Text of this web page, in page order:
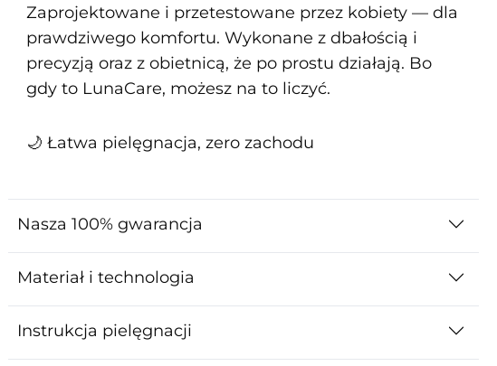
Zaprojektowane i przetestowane przez kobiety — dla
prawdziwego komfortu. Wykonane z dbałością i
precyzją oraz z obietnicą, że po prostu działają. Bo
gdy to LunaCare, możesz na to liczyć.
🌙 Łatwa pielęgnacja, zero zachodu
Nasza 100% gwarancja
Materiał i technologia
Instrukcja pielęgnacji